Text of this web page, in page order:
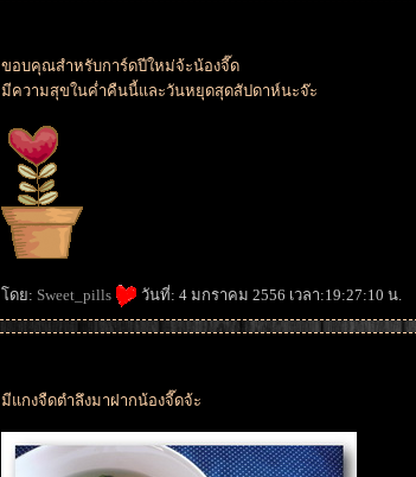
ขอบคุณสำหรับการ์ดปีใหม่จ้ะน้องจี๊ด
มีความสุขในค่ำคืนนี้และวันหยุดสุดสัปดาห์นะจ๊ะ
ดย: Sweet_pills วันที่: 4 มกราคม 2556 เวลา:19:27:10 น.
มีแกงจืดตำลึงมาฝากน้องจี๊ดจ้ะ